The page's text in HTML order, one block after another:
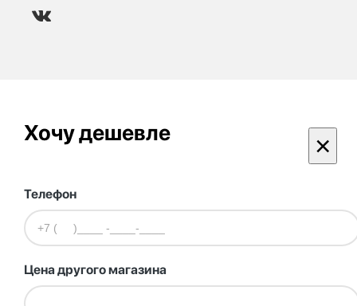
Хочу дешевле ×
Телефон
Цена другого магазина